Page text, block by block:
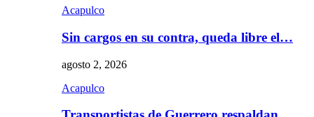
Acapulco
Sin cargos en su contra, queda libre el…
agosto 2, 2026
Acapulco